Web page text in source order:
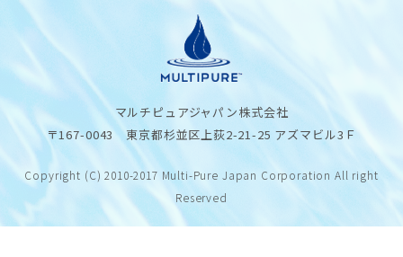
マルチピュアジャパン株式会社
〒167-0043 東京都杉並区上荻2-21-25 アズマビル3Ｆ
Copyright (C) 2010-2017 Multi-Pure Japan Corporation All right
Reserved